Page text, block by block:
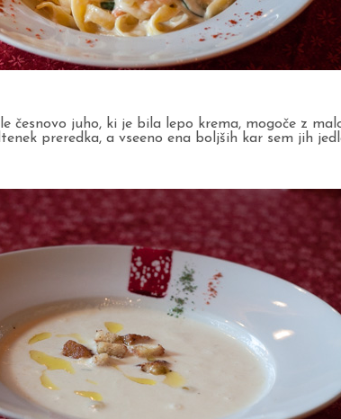
česnovo juho, ki je bila lepo krema, mogoče z
preredka, a vseeno ena boljših kar sem jih